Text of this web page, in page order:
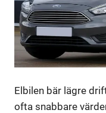
Elbilen bär lägre
ofta snabbare